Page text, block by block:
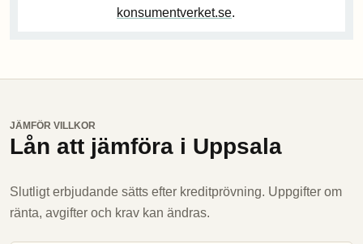
konsumentverket.se.
JÄMFÖR VILLKOR
Lån att jämföra i Uppsala
Slutligt erbjudande sätts efter kreditprövning. Uppgifter om
ränta, avgifter och krav kan ändras.